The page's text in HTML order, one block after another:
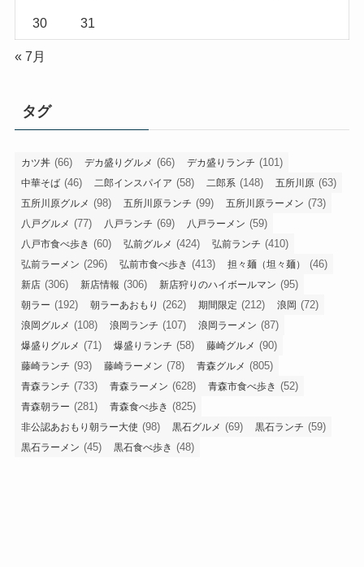
30 31
« 7月
タグ
カツ丼 (66) デカ盛りグルメ (66) デカ盛りランチ (101)
中華そば (46) 二郎インスパイア (58) 二郎系 (148) 五所川原 (63)
五所川原グルメ (98) 五所川原ランチ (99) 五所川原ラーメン (73)
八戸グルメ (77) 八戸ランチ (69) 八戸ラーメン (59)
八戸市食べ歩き (60) 弘前グルメ (424) 弘前ランチ (410)
弘前ラーメン (296) 弘前市食べ歩き (413) 担々麺（坦々麺） (46)
新店 (306) 新店情報 (306) 新店狩りのハイボールマン (95)
朝ラー (192) 朝ラーあおもり (262) 期間限定 (212) 浪岡 (72)
浪岡グルメ (108) 浪岡ランチ (107) 浪岡ラーメン (87)
爆盛りグルメ (71) 爆盛りランチ (58) 藤崎グルメ (90)
藤崎ランチ (93) 藤崎ラーメン (78) 青森グルメ (805)
青森ランチ (733) 青森ラーメン (628) 青森市食べ歩き (52)
青森朝ラー (281) 青森食べ歩き (825)
非公認あおもり朝ラー大使 (98) 黒石グルメ (69) 黒石ランチ (59)
黒石ラーメン (45) 黒石食べ歩き (48)